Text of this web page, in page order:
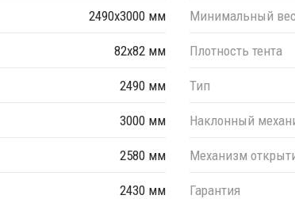
рекомендованный вес утяжеления составляет 500
2490х3000 мм
82х82 мм
2490 мм
3000 мм
2580 мм
2430 мм
Минимальный вес
Плотность тента
Тип
Наклонный
Механизм
Гарантия